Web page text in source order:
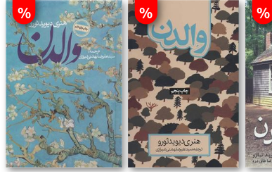
%
%
%